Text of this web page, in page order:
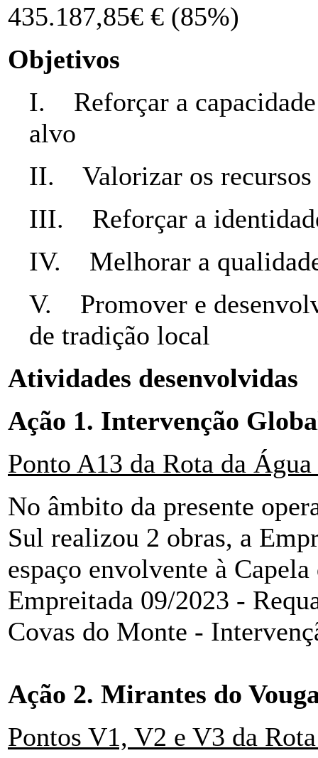
435.187,85€ € (85%)
Objetivos
I. Reforçar a
alvo
II. Valorizar os recursos
III. Reforçar a
IV. Melhorar a
V. Promover e
de tradição local
Atividades desenvolvidas
Ação 1. Intervenção
Ponto A13 da Rota da
No âmbito da presente
Sul realizou 2 obras, a
espaço envolvente à
Empreitada 09/2023 -
Covas do Monte -
Ação 2. Mirantes do
Pontos V1, V2 e V3 da